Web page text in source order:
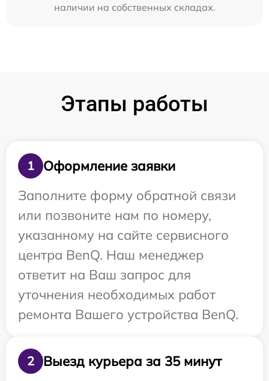
наличии на собственных складах.
Этапы работы
1
Оформление заявки
Заполните форму обратной связи
или позвоните нам по номеру,
указанному на сайте сервисного
центра BenQ. Наш менеджер
ответит на Ваш запрос для
уточнения необходимых работ
ремонта Вашего устройства BenQ.
2 Выезд курьера за 35 минут